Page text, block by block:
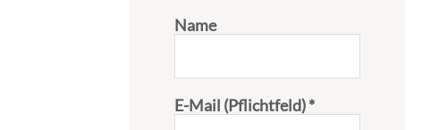
Name
E-Mail (Pflichtfeld)*